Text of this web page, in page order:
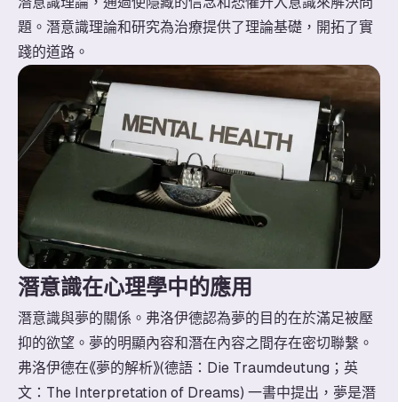
題。潛意識理論和研究為治療提供了理論基礎，開拓了實
踐的道路。
潛意識在心理學中的應用
潛意識與夢的關係。弗洛伊德認為夢的目的在於滿足被壓
抑的欲望。夢的明顯內容和潛在內容之間存在密切聯繫。
弗洛伊德在《夢的解析》(德語：Die Traumdeutung；英
文：The Interpretation of Dreams) 一書中提出，夢是潛